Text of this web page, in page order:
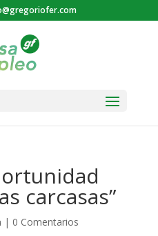
carcasas”
| 0 Comentarios